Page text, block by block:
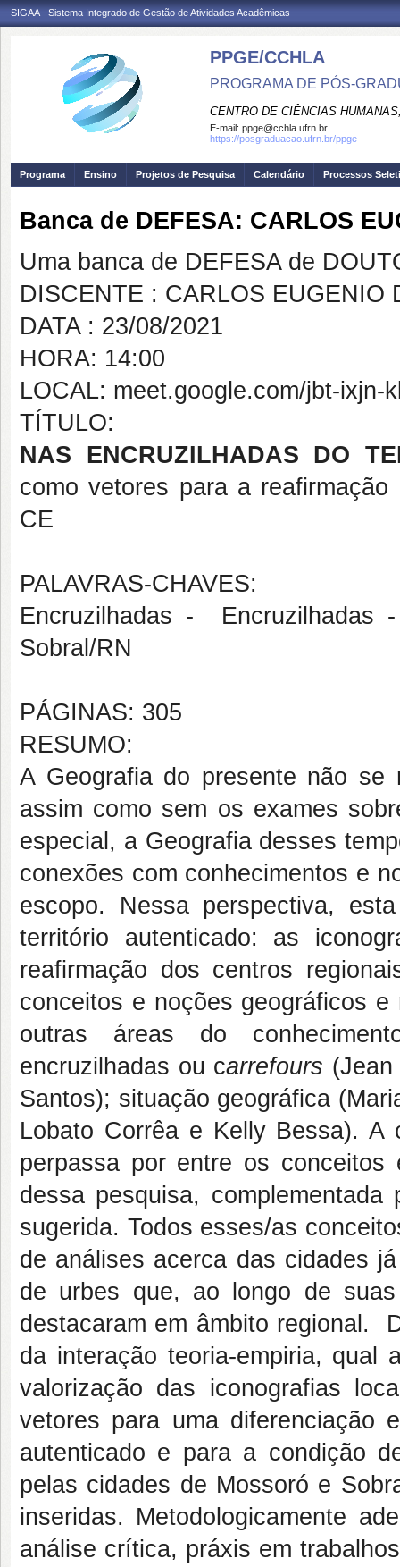
SIGAA - Sistema Integrado de Gestão de Atividades Acadêmicas
PPGE/CCHLA
PROGRAMA DE PÓS-
CENTRO DE CIÊNCIAS
E-mail: ppge@cchla.ufrn.br
https://posgraduacao.ufrn.br/ppge
Programa Ensino Projetos de Pesquisa Calendário Processos
Banca de DEFESA: CARLOS
Uma banca de DEFESA de
DISCENTE : CARLOS EUGENIO
DATA : 23/08/2021
HORA: 14:00
LOCAL: meet.google.com/jbt-ixjn-
TÍTULO:
NAS ENCRUZILHADAS DO
como vetores para a
CE
PALAVRAS-CHAVES:
Encruzilhadas -
Sobral/RN
PÁGINAS: 305
RESUMO:
A Geografia do presente não se
assim como sem os exames
especial, a Geografia desses
conexões com conhecimentos e
escopo. Nessa perspectiva,
território autenticado: as
reafirmação dos centros
conceitos e noções geográficos
outras áreas do
encruzilhadas ou carrefours (Jean
Santos); situação geográfica
Lobato Corrêa e Kelly Bessa). A
perpassa por entre os
dessa pesquisa,
sugerida. Todos esses/as
de análises acerca das cidades
de urbes que, ao longo de
destacaram em âmbito regional.
da interação teoria-empiria, qual
valorização das iconografias
vetores para uma diferenciação
autenticado e para a condição
pelas cidades de Mossoró e
inseridas. Metodologicamente
análise crítica, práxis em